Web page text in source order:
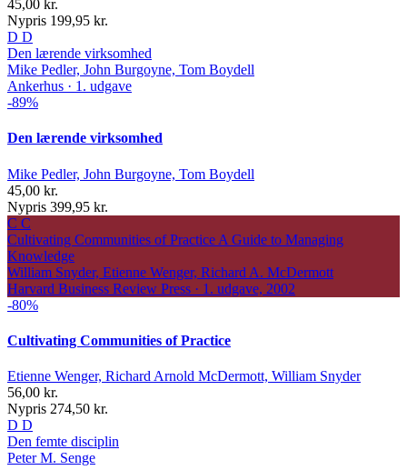
45,00 kr.
Nypris 199,95 kr.
D D
Den lærende virksomhed
Mike Pedler, John Burgoyne, Tom Boydell
Ankerhus · 1. udgave
-89%
Den lærende virksomhed
Mike Pedler, John Burgoyne, Tom Boydell
45,00 kr.
Nypris 399,95 kr.
C C
Cultivating Communities of Practice A Guide to Managing
Knowledge
William Snyder, Etienne Wenger, Richard A. McDermott
Harvard Business Review Press · 1. udgave, 2002
-80%
Cultivating Communities of Practice
Etienne Wenger, Richard Arnold McDermott, William Snyder
56,00 kr.
Nypris 274,50 kr.
D D
Den femte disciplin
Peter M. Senge